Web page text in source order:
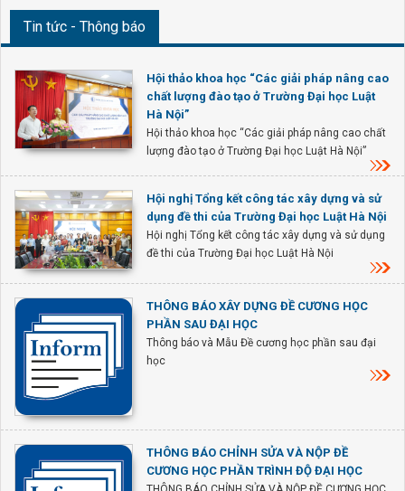
Tin tức - Thông báo
Hội thảo khoa học “Các giải pháp nâng cao
chất lượng đào tạo ở Trường Đại học Luật
Hà Nội”
Hội thảo khoa học “Các giải pháp nâng cao chất
lượng đào tạo ở Trường Đại học Luật Hà Nội”
Hội nghị Tổng kết công tác xây dựng và sử
dụng đề thi của Trường Đại học Luật Hà Nội
Hội nghị Tổng kết công tác xây dựng và sử dụng
đề thi của Trường Đại học Luật Hà Nội
THÔNG BÁO XÂY DỰNG ĐỀ CƯƠNG HỌC
PHẦN SAU ĐẠI HỌC
Thông báo và Mẫu Đề cương học phần sau đại
học
THÔNG BÁO CHỈNH SỬA VÀ NỘP ĐỀ
CƯƠNG HỌC PHẦN TRÌNH ĐỘ ĐẠI HỌC